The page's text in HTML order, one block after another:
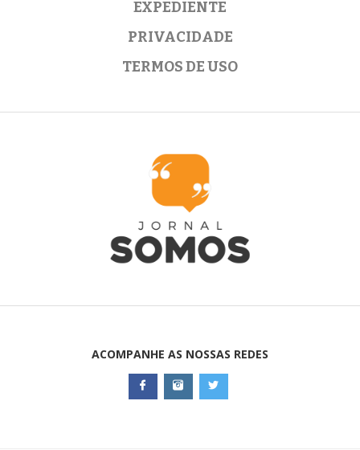
EXPEDIENTE
PRIVACIDADE
TERMOS DE USO
ACOMPANHE AS NOSSAS REDES